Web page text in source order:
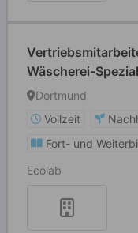
Wäscherei-
Dortmund
Vollzeit
Fort- und
Ecolab